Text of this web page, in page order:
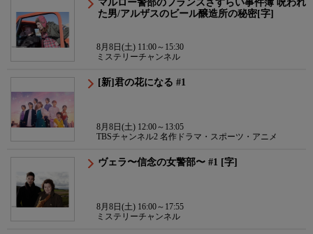
マルロー警部のフランスさすらい事件簿 呪われ
た男/アルザスのビール醸造所の秘密[字]
8月8日(土) 11:00～15:30
ミステリーチャンネル
[新]君の花になる #1
8月8日(土) 12:00～13:05
TBSチャンネル2 名作ドラマ・スポーツ・アニメ
ヴェラ〜信念の女警部〜 #1 [字]
8月8日(土) 16:00～17:55
ミステリーチャンネル